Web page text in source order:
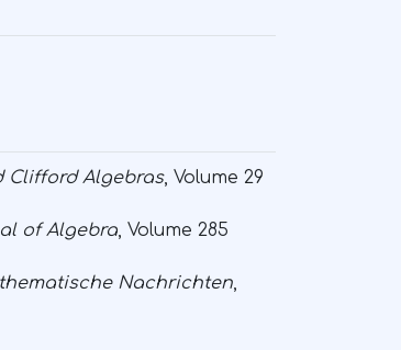
Clifford Algebras, Volume 29
of Algebra, Volume 285
Nachrichten,